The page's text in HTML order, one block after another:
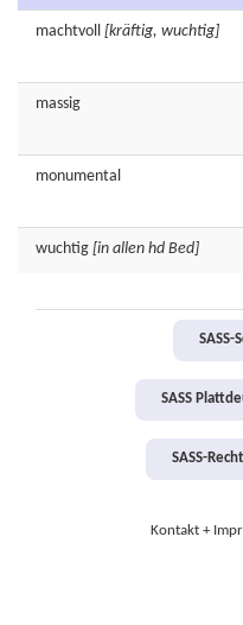
machtvoll [kräftig, wuchtig]
massig
monumental
wuchtig [in allen hd Bed]
SASS-
SASS
SASS-
Kontakt +